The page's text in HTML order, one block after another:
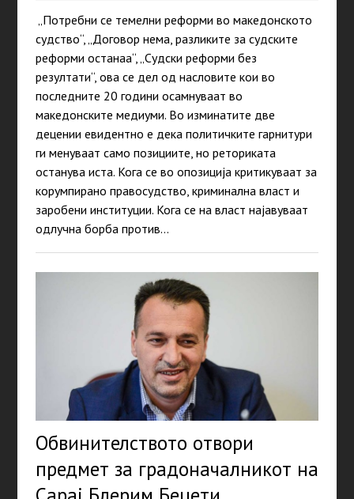
„Потребни се темелни реформи во македонското
судство“, „Договор нема, разликите за судските
реформи останаа“, „Судски реформи без
резултати“, ова се дел од насловите кои во
последните 20 години осамнуваат во
македонските медиуми. Во изминатите две
децении евидентно е дека политичките гарнитури
ги менуваат само позициите, но реториката
останува иста. Кога се во опозиција критикуваат за
корумпирано правосудство, криминална власт и
заробени институции. Кога се на власт најавуваат
одлучна борба против…
Обвинителството отвори
предмет за градоначалникот на